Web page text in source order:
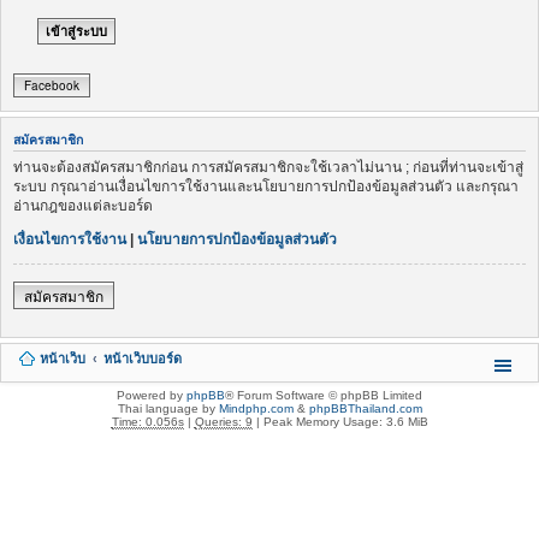
Facebook
สมัครสมาชิก
ท่านจะต้องสมัครสมาชิกก่อน การสมัครสมาชิกจะใช้เวลาไม่นาน ; ก่อนที่ท่านจะเข้าสู่
ระบบ กรุณาอ่านเงื่อนไขการใช้งานและนโยบายการปกป้องข้อมูลส่วนตัว และกรุณา
อ่านกฎของแต่ละบอร์ด
เงื่อนไขการใช้งาน| นโยบายการปกป้องข้อมูลส่วนตัว
สมัครสมาชิก
หน้าเว็บ หน้าเว็บบอร์ด
Powered by phpBB® Forum Software © phpBB Limited
Thai language by Mindphp.com& phpBBThailand.com
Time: 0.056s| Queries: 9 | Peak Memory Usage: 3.6 MiB